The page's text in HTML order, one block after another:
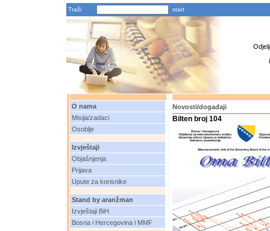
Traži
O nama
Misija/zadaci
Osoblje
Izvještaji
Objašnjenja
Prijava
Upute za korisnike
Stand by aranžman
Izvještaji BiH
Bosna i Hercegovina i MMF
Novosti/događaji
Bilten broj 104